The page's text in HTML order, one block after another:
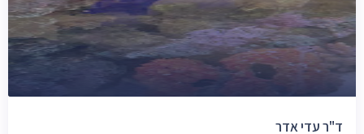
ד"ר עדי אדר